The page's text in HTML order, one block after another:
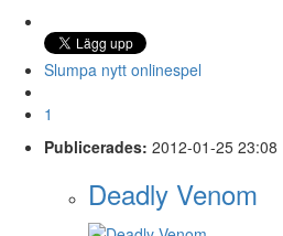
Slumpa nytt onlinespel
1
Publicerades: 2012-01-25 23:08
Deadly Venom